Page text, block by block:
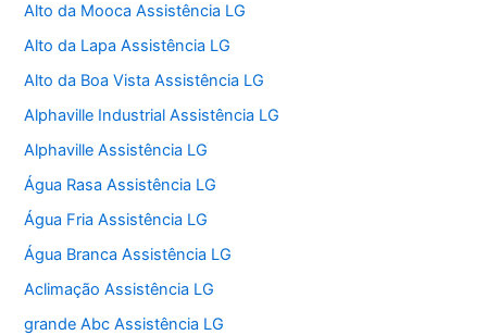
Alto da Mooca Assistência LG
Alto da Lapa Assistência LG
Alto da Boa Vista Assistência LG
Alphaville Industrial Assistência LG
Alphaville Assistência LG
Água Rasa Assistência LG
Água Fria Assistência LG
Água Branca Assistência LG
Aclimação Assistência LG
grande Abc Assistência LG